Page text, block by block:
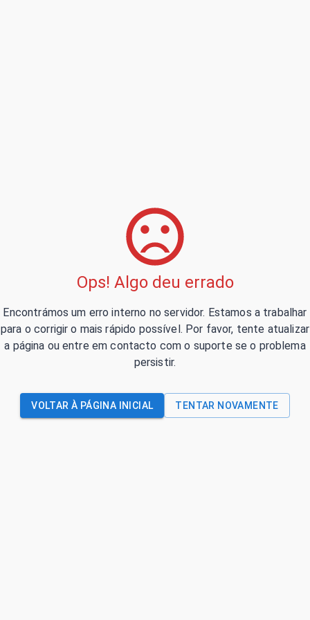
Ops! Algo deu errado
Encontrámos um erro interno no servidor. Estamos a trabalhar
para o corrigir o mais rápido possível. Por favor, tente atualizar
a página ou entre em contacto com o suporte se o problema
persistir.
VOLTAR À PÁGINA INICIAL TENTAR NOVAMENTE